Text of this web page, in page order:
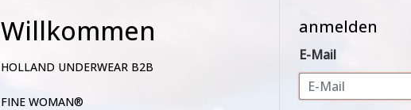
Willkommen
HOLLAND UNDERWEAR B2B
FINE WOMAN®
anmelden
E-Mail